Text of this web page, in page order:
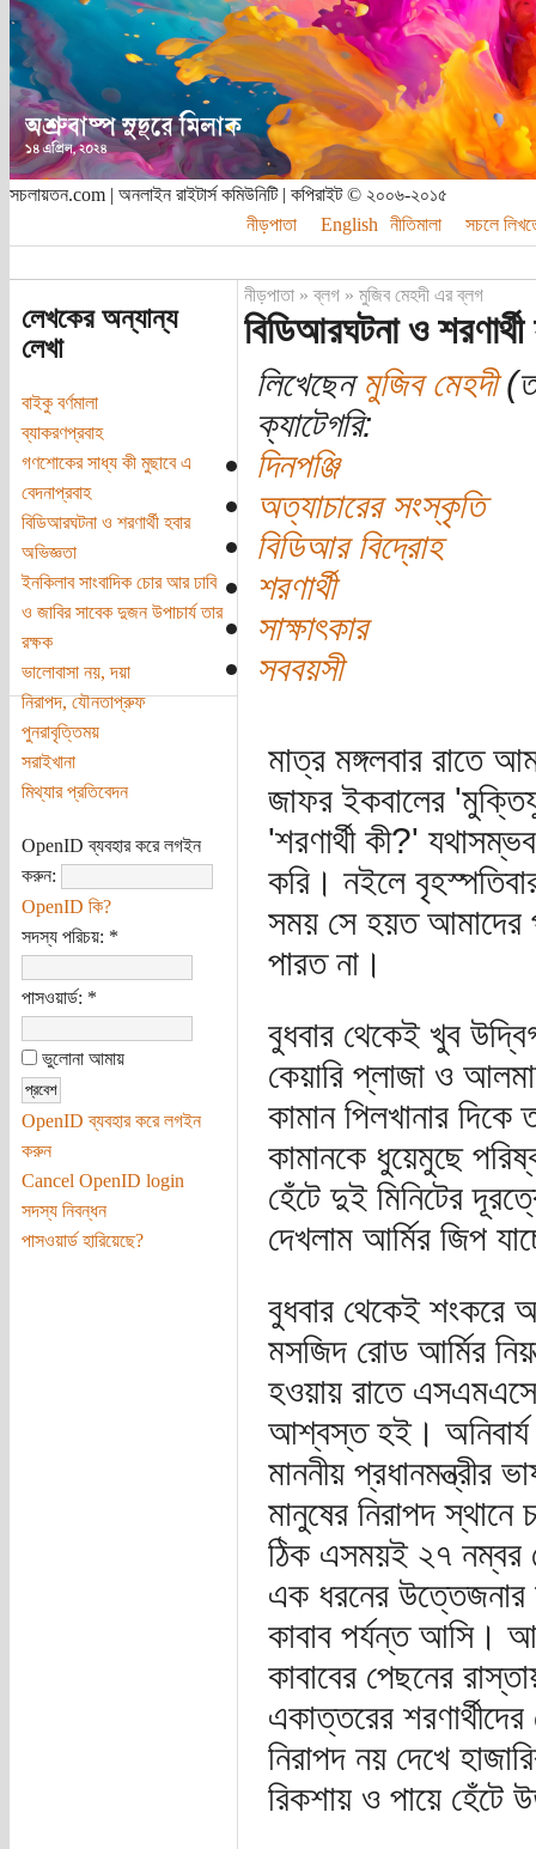
সচলায়তন.com | অনলাইন রাইটার্স কমিউনিটি | কপিরাইট © ২০০৬-২০১৫
নীড়পাতা
English নীতিমালা সচলে
লেখকের অন্যান্য
লেখা
বাইকু বর্ণমালা
ব্যাকরণপ্রবাহ
গণশোকের সাধ্য কী মুছাবে এ
বেদনাপ্রবাহ
বিডিআরঘটনা ও শরণার্থী হবার
অভিজ্ঞতা
ইনকিলাব সাংবাদিক চোর আর ঢাবি
ও জাবির সাবেক দুজন উপাচার্য তার
রক্ষক
ভালোবাসা নয়, দয়া
নিরাপদ, যৌনতাপ্রুফ
পুনরাবৃত্তিময়
সরাইখানা
মিথ্যার প্রতিবেদন
OpenID ব্যবহার করে লগইন
করুন:
OpenID কি?
সদস্য পরিচয়: *
পাসওয়ার্ড: *
ভুলোনা আমায়
OpenID ব্যবহার করে লগইন
করুন
Cancel OpenID login
সদস্য নিবন্ধন
পাসওয়ার্ড হারিয়েছে?
নীড়পাতা»ব্লগ» মুজিব মেহদী এর ব্লগ
বিডিআরঘটনা ও
লিখেছেনমুজিব মেহদী
ক্যাটেগরি:
দিনপঞ্জি
অত্যাচারের সংস্কৃতি
বিডিআর বিদ্রোহ
শরণার্থী
সাক্ষাৎকার
সববয়সী
মাত্র মঙ্গলবার রাতে
জাফর ইকবালের
'শরণার্থী কী?'
করি। নইলে
সময় সে হয়ত আমাদের
পারত না।
বুধবার থেকেই খুব
কেয়ারি প্লাজা ও
কামান পিলখানার
কামানকে ধুয়েমুছে
হেঁটে দুই মিনিটের
দেখলাম আর্মির জিপ
বুধবার থেকেই শংকরে
মসজিদ রোড আর্মির
হওয়ায় রাতে
আশ্বস্ত হই।
মাননীয় প্রধানমন্ত্রীর
মানুষের নিরাপদ
ঠিক এসময়ই ২৭ নম্বর
এক ধরনের উত্তেজনার
কাবাব পর্যন্ত আসি।
কাবাবের পেছনের
একাত্তরের
নিরাপদ নয় দেখে
রিকশায় ও পায়ে